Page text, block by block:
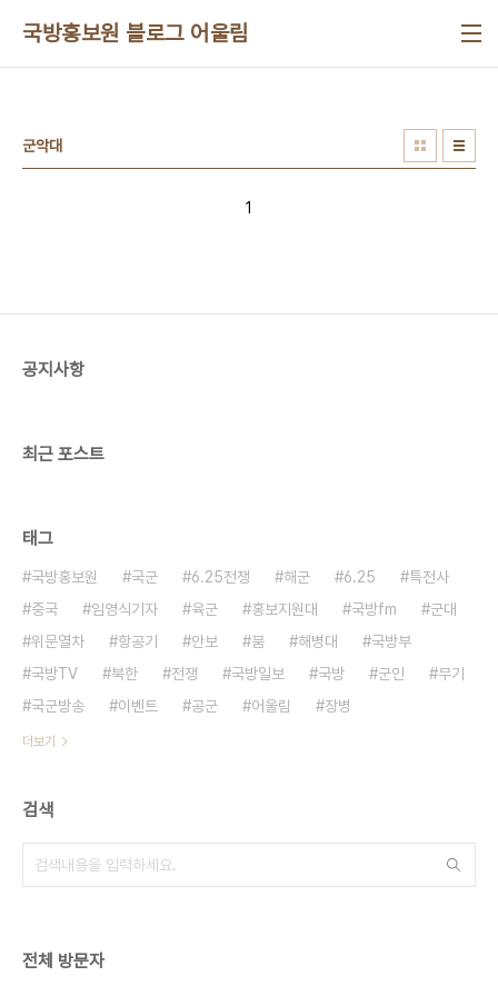
국방홍보원 블로그 어울림
군악대
1
공지사항
최근 포스트
태그
국방홍보원 국군 6.25전쟁 해군 6.25
특전사
중국
임영식기자 육군 홍보지원대 국방fm
군대
위문열차
항공기 안보 붐 해병대
국방부
국방TV
북한 전쟁 국방일보 국방 군인
무기
국군방송
이벤트 공군 어울림 장병
더보기
검색
전체 방문자